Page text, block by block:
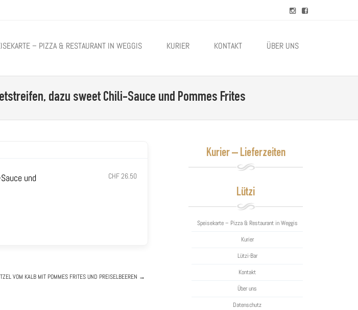
– PIZZA & RESTAURANT IN WEGGIS KURIER KONTAKT ÜBER UNS
dazu sweet Chili-Sauce und Pommes Frites
und
CHF 26.50
VOM KALB MIT POMMES FRITES UND PREISELBEEREN →
Kurier – Lieferzeiten
Lützi
Speisekarte – Pizza & Restaurant in Weggis
Kurier
Lützi-Bar
Kontakt
Über uns
Datenschutz